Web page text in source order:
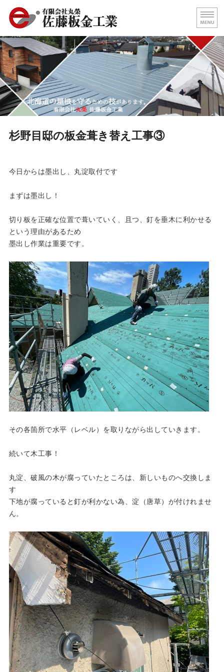
屋根の葺き替え・壁板金工
北海
ホーム
代表挨拶
屋根施工事例
杉野目邸の板金葺き替え工事③
今日からは墨出し、丸淀取付です
まずは墨出し！
切り板を正確な位置で葺いていく、且つ、釘を垂木に利かせる
という理由があるため
墨出し作業は重要です。
その各箇所で水平（レベル）を取りながら出していきます。
続いて木工事！
丸淀、破風の木が腐っていたところは、新しいものへ交換しま
す
下地が腐っていると釘が利かない為、淀（唐草）が付けれませ
ん。